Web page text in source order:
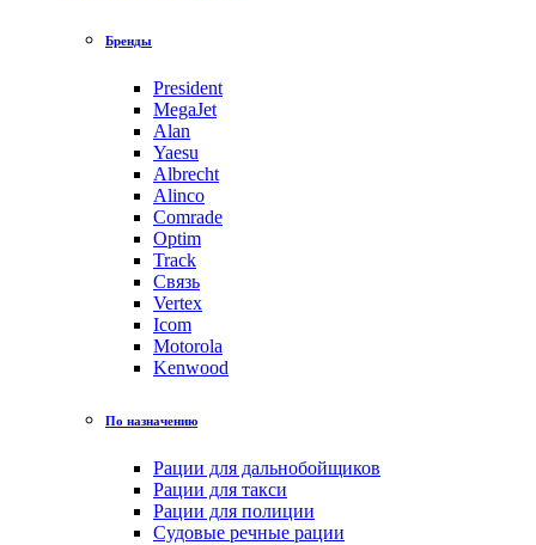
Бренды
President
MegaJet
Alan
Yaesu
Albrecht
Alinco
Comrade
Optim
Track
Связь
Vertex
Icom
Motorola
Kenwood
По назначению
Рации для дальнобойщиков
Рации для такси
Рации для полиции
Судовые речные рации